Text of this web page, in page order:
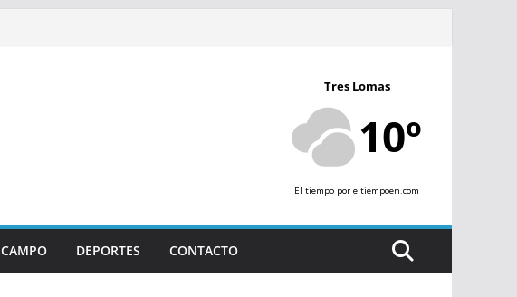
Tres Lomas
10º
El tiempo por eltiempoen.com
CAMPO DEPORTES CONTACTO